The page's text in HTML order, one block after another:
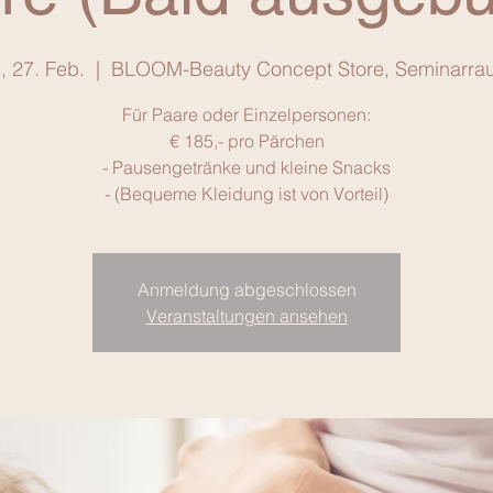
27. Feb.
  |
BLOOM-Beauty Concept Store,
Für Paare oder Einzelpersonen:
€ 185,- pro Pärchen
- Pausengetränke und kleine Snacks
- (Bequeme Kleidung ist von Vorteil)
Anmeldung abgeschlossen
Veranstaltungen ansehen